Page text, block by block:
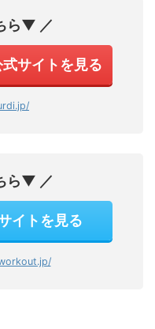
ら▼ ／
サイトを見る
ら▼ ／
イトを見る